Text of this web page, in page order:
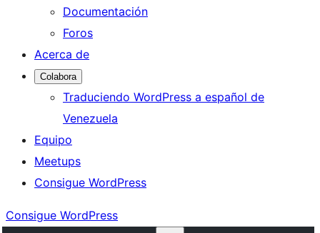
Documentación
Foros
Acerca de
Colabora
Traduciendo WordPress a español de
Venezuela
Equipo
Meetups
Consigue WordPress
Consigue WordPress